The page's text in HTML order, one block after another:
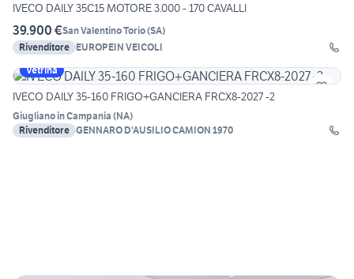
IVECO DAILY 35C15 MOTORE 3.000 - 170 CAVALLI
39.900 €San Valentino Torio(SA)
Rivenditore EUROPEIN VEICOLI
Vetrina
IVECO DAILY 35-160 FRIGO+GANCIERA FRCX8-2027 -2
Giugliano in Campania (NA)
Rivenditore GENNARO D'AUSILIO CAMION 1970